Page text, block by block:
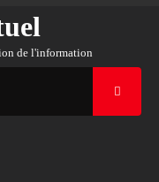
de l'information